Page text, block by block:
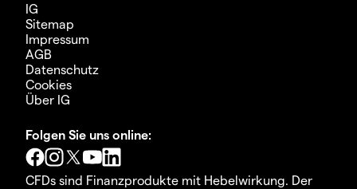
IG
Sitemap
Impressum
AGB
Datenschutz
Cookies
Über IG
Folgen Sie uns online:
CFDs sind Finanzprodukte mit Hebelwirkung. Der